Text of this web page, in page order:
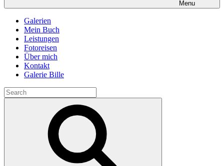
Menu
Galerien
Mein Buch
Leistungen
Fotoreisen
Über mich
Kontakt
Galerie Bille
Search
for: